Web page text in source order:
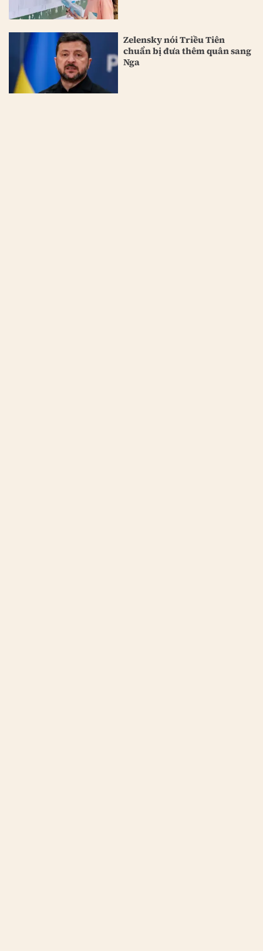
Zelensky nói Triều Tiên
chuẩn bị đưa thêm quân sang
Nga